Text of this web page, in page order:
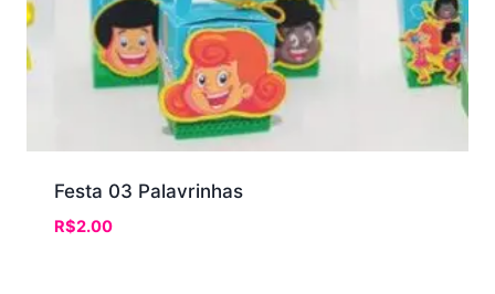
Festa 03 Palavrinhas
R$2.00